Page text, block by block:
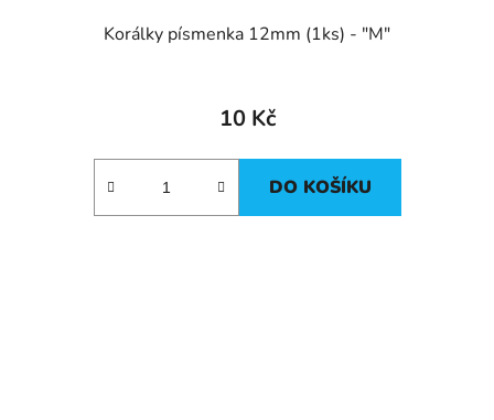
Korálky písmenka 12mm (1ks) - "M"
10 Kč
DO KOŠÍKU